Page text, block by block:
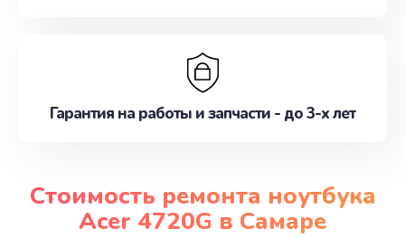
Гарантия на работы и запчасти - до 3-х лет
Стоимость ремонта ноутбука
Acer 4720G в Самаре